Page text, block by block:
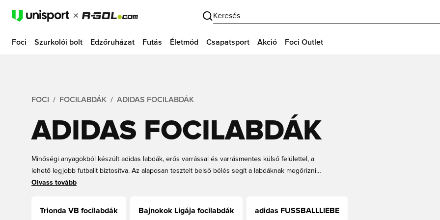
Keresés
Foci Szurkolói bolt Edzőruházat Futás Életmód Csapatsport Akció Foci Outlet
FOCI FOCILABDÁK ADIDAS FOCILABDÁK
ADIDAS FOCILABDÁK
Minőségi anyagokból készült adidas labdák, erős varrással és varrásmentes külső felülettel, a
lehető legjobb futballt biztosítva. Az alaposan tesztelt belső bélés segít a labdáknak megőrizni
méretüket és a tökéletes pattogást, miközben stabilan tartja a belső nyomást. Szivárgásmentes és
kategóriától, mindegyik a sportág legmagasabb minőségi elvárásainak megfelelő gyártótól
Olvass tovább
Trionda VB focilabdák Bajnokok Ligája focilabdák adidas FUSSBALLLIEBE